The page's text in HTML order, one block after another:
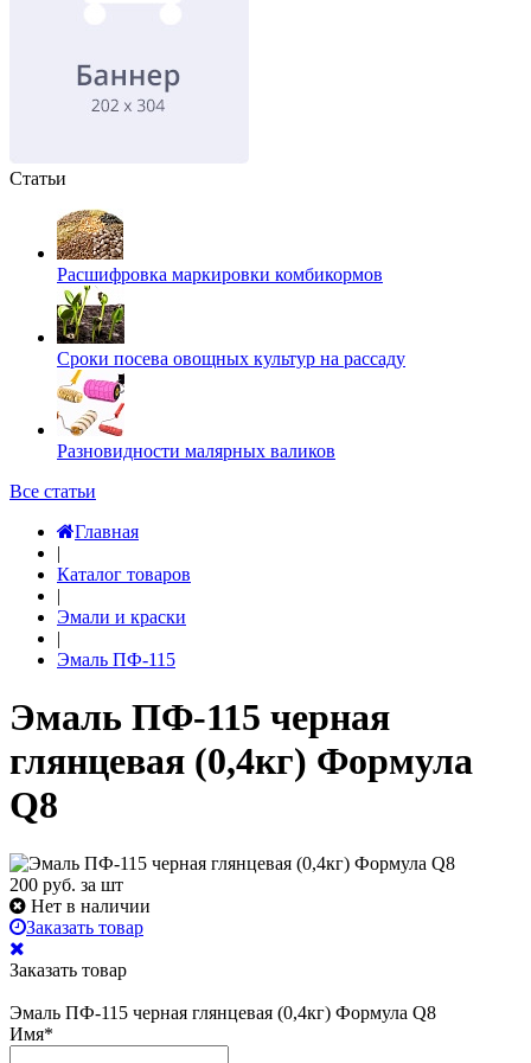
Статьи
Расшифровка маркировки комбикормов
Сроки посева овощных культур на рассаду
Разновидности малярных валиков
Все статьи
Главная
|
Каталог товаров
|
Эмали и краски
|
Эмаль ПФ-115
Эмаль ПФ-115 черная
глянцевая (0,4кг) Формула
Q8
200 руб. за шт
Нет в наличии
Заказать товар
Заказать товар
Эмаль ПФ-115 черная глянцевая (0,4кг) Формула Q8
Имя*